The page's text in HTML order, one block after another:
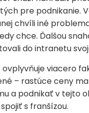
pre podnikanie.
chvíli iné
chce. Ďalšou
do intranetu
viacero
– rastúce ceny
a podnikať v tejto
s franšízou.